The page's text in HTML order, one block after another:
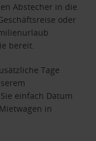
Abstecher in die
oder
bereit.
Tage
Sie einfach Datum
in